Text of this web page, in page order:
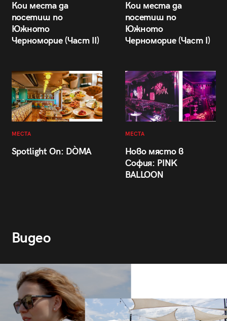
Кои места да
посетиш по
Южното
Черноморие (Част II)
Кои места да
посетиш по
Южното
Черноморие (Част I)
МЕСТА
Spotlight On: DÒMA
МЕСТА
Ново място в
София: PINK
BALLOON
Видео